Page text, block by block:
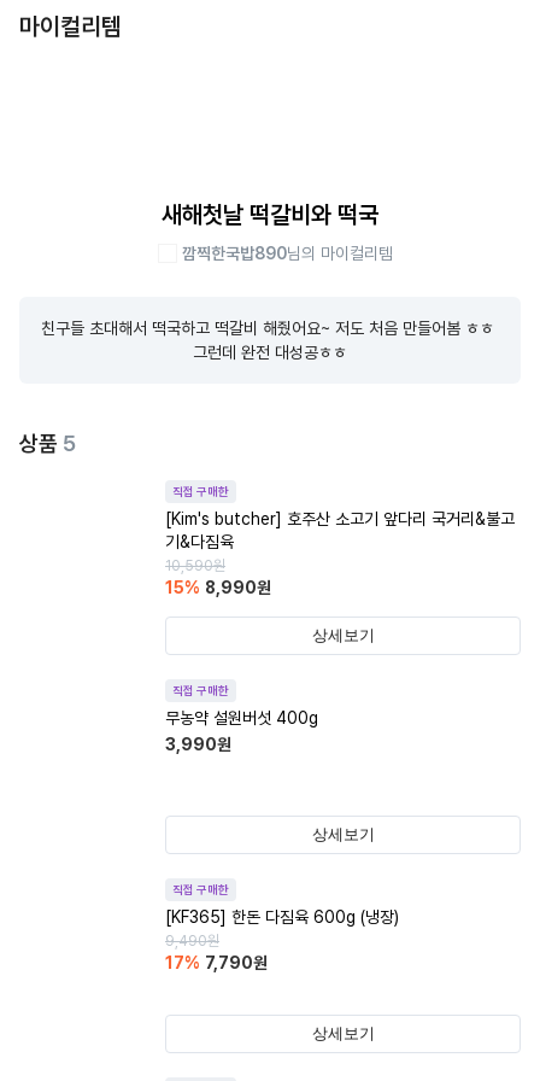
마이컬리템
새해첫날 떡갈비와 떡국
깜찍한국밥890님의 마이컬리템
친구들 초대해서 떡국하고 떡갈비 해줬어요~ 저도 처음 만들어봄 ㅎㅎ
그런데 완전 대성공ㅎㅎ
상품 5
직접 구매한
[Kim's butcher] 호주산 소고기 앞다리 국거리&불고
기&다짐육
10,590원
15% 8,990원
상세보기
직접 구매한
무농약 설원버섯 400g
3,990원
상세보기
직접 구매한
[KF365] 한돈 다짐육 600g (냉장)
9,490원
17% 7,790원
상세보기